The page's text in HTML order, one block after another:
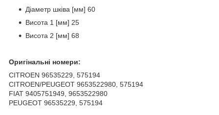
Діаметр шківа [мм] 60
Висота 1 [мм] 25
Висота 2 [мм] 68
Оригінальні номери:
CITROEN 96535229, 575194
CITROEN/PEUGEOT 9653522980, 575194
FIAT 9405751949, 9653522980
PEUGEOT 96535229, 575194